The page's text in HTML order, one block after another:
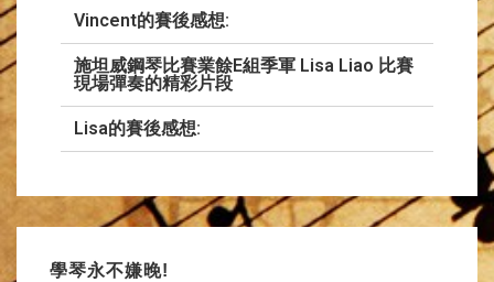
Vincent的賽後感想:
施坦威鋼琴比賽業餘E組季軍 Lisa Liao 比賽
現場彈奏的精彩片段
Lisa的賽後感想:
學琴永不嫌晚!